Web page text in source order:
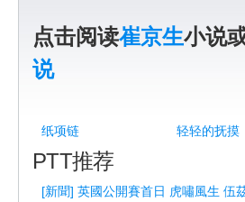
点击阅读崔京生小说
说
纸项链 轻轻的抚摸
PTT推荐